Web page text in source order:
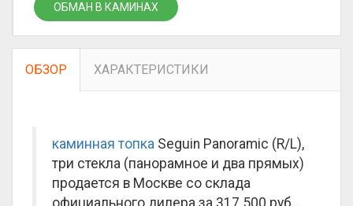
ОБМАН В КАМИНАХ
ОБЗОР ХАРАКТЕРИСТИКИ
каминная топка Seguin Panoramic (R/L),
три стекла (панорамное и два прямых)
продается в Москве со склада
официального дилера за 317 500 руб..